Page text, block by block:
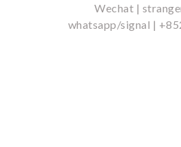
Wechat |
whatsapp/signal |